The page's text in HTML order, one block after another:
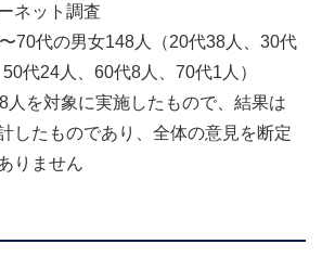
ネット調査
70代の男女148人（20代38人、30代
代24人、60代8人、70代1人）
を対象に実施したもので、結果は
したものであり、全体の意見を断定
りません